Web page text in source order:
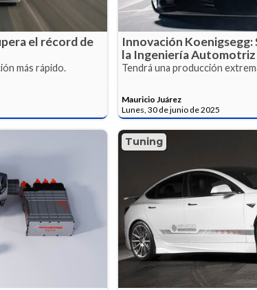
el récord de
más rápido.
Innovación Koenigsegg:
la Ingeniería Automotriz
Tendrá una producción
Mauricio Juárez
Lunes, 30 de junio de 2025
Tuning